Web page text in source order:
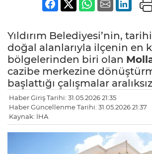
Yıldırım Belediyesi’nin,
doğal alanlarıyla ilçenin en
bölgelerinden biri olan
cazibe merkezine
başlattığı çalışmalar
Haber Giriş Tarihi: 31.05.2026 21:35
Haber Güncellenme Tarihi: 31.05.2026 21:37
Kaynak: İHA